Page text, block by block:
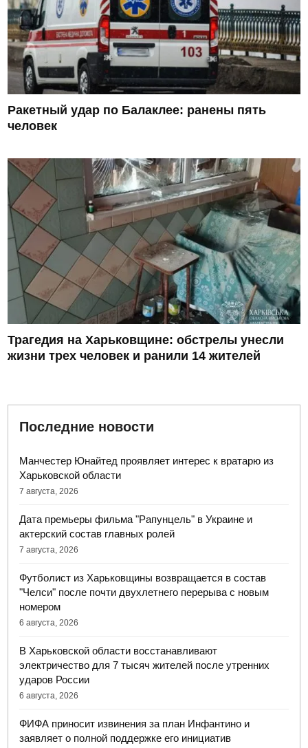
Ракетный удар по Балаклее: ранены пять
человек
Трагедия на Харьковщине: обстрелы унесли
жизни трех человек и ранили 14 жителей
Последние новости
Манчестер Юнайтед проявляет интерес к вратарю из
Харьковской области
7 августа, 2026
Дата премьеры фильма "Рапунцель" в Украине и
актерский состав главных ролей
7 августа, 2026
Футболист из Харьковщины возвращается в состав
"Челси" после почти двухлетнего перерыва с новым
номером
6 августа, 2026
В Харьковской области восстанавливают
электричество для 7 тысяч жителей после утренних
ударов России
6 августа, 2026
ФИФА приносит извинения за план Инфантино и
заявляет о полной поддержке его инициатив